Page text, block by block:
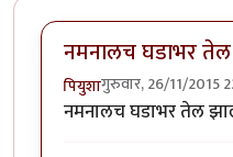
नमनालच घडाभर
पियुशागुरुवार, 26/11/2015
नमनालच घडाभर तेल